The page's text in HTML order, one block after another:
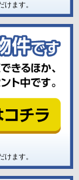
けます。
けます。